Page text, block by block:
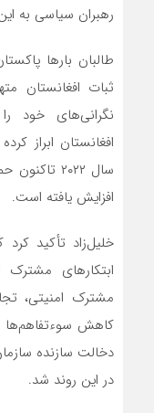
رهبران سیاسی به
طالبان بارها
ثبات افغانستان
افغانستان ابراز
افزایش یافته است.
خلیل‌زاد تأکید
ابتکارهای
مشترک امنیتی،
کاهش سوءتفاهم‌ها
دخالت سازنده
در این روند شد.